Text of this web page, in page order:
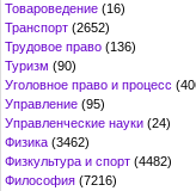
Товароведение (16)
Транспорт (2652)
Трудовое право (136)
Туризм (90)
Уголовное право и процесс
Управление (95)
Управленческие науки (24)
Физика (3462)
Физкультура и спорт (4482)
Философия (7216)